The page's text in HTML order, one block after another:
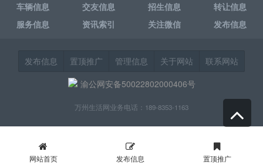
车辆信息
交友信息 招生信息
转让信息
服务信息
资讯索引 关注微信 发布信息
发布信息 置顶推广 管理信息 关于网站
联系网站
渝公网安备50022802000406号
万州生活网业务电话：189-8353-1163
网站首页 发布信息 置顶推广